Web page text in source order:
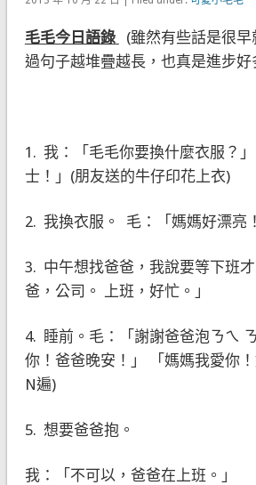
毛毛今日語錄
(雖然有些話是很
過句子越堆疊越長，也真是進步好
1. 我：「毛毛你要換什麼衣服？
士！」(朋友送的牛仔印花上衣)
2. 我換衣服。 毛：「媽媽好漂亮
3. 中午想找爸爸，我說要等下班
爸，公司。 上班，好忙。」
4. 睡前。毛：「謝謝爸爸泡ㄋㄟ
你！爸爸晚安！」 「媽媽我愛你
N遍)
5. 想要爸爸抱。
我：「不可以，爸爸在上班。」